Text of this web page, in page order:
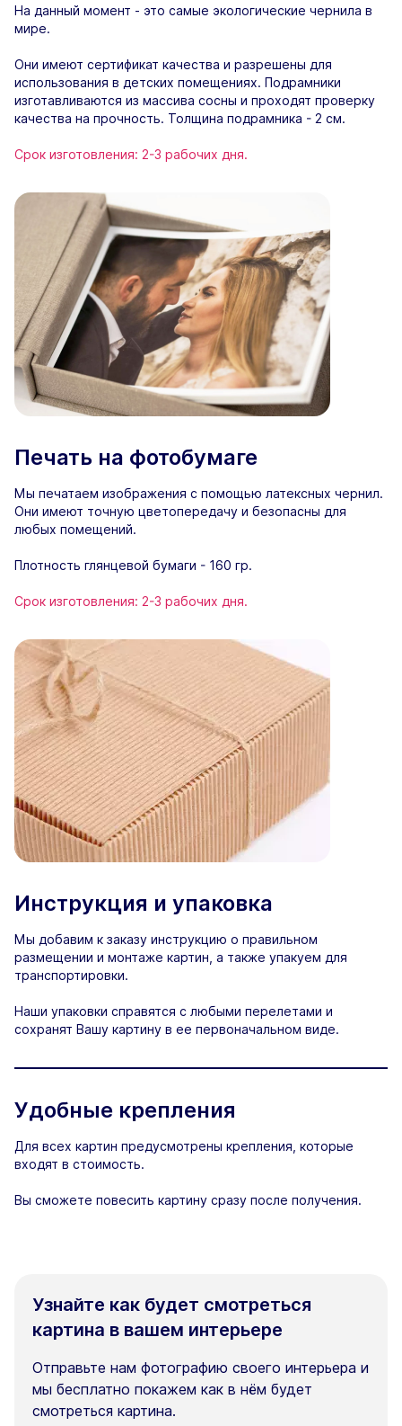
На данный момент - это самые экологические чернила в
мире.
Они имеют сертификат качества и разрешены для
использования в детских помещениях. Подрамники
изготавливаются из массива сосны и проходят проверку
качества на прочность. Толщина подрамника - 2 см.
Срок изготовления: 2-3 рабочих дня.
Печать на фотобумаге
Мы печатаем изображения с помощью латексных чернил.
Они имеют точную цветопередачу и безопасны для
любых помещений.
Плотность глянцевой бумаги - 160 гр.
Срок изготовления: 2-3 рабочих дня.
Инструкция и упаковка
Мы добавим к заказу инструкцию о правильном
размещении и монтаже картин, а также упакуем для
транспортировки.
Наши упаковки справятся с любыми перелетами и
сохранят Вашу картину в ее первоначальном виде.
Удобные крепления
Для всех картин предусмотрены крепления, которые
входят в стоимость.
Вы сможете повесить картину сразу после получения.
Узнайте как будет смотреться
картина в вашем интерьере
Отправьте нам фотографию своего интерьера и
мы бесплатно покажем как в нём будет
смотреться картина.